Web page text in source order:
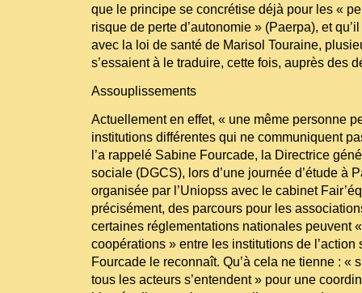
que le principe se concrétise déjà pour les «
risque de perte d’autonomie » (Paerpa), et
avec la loi de santé de Marisol Touraine,
s’essaient à le traduire, cette fois, auprès des
Assouplissements
Actuellement en effet, « une même personne
institutions différentes qui ne communiquent
l’a rappelé Sabine Fourcade, la Directrice
sociale (DGCS), lors d’une journée d’étude à
organisée par l’Uniopss avec le cabinet
précisément, des parcours pour les
certaines réglementations nationales peuvent
coopérations » entre les institutions de
Fourcade le reconnaît. Qu’à cela ne tienne : «
tous les acteurs s’entendent » pour une